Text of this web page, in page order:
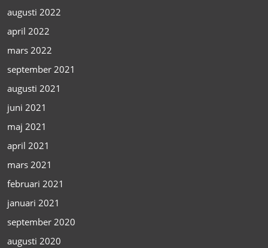
augusti 2022
april 2022
mars 2022
september 2021
augusti 2021
juni 2021
maj 2021
april 2021
mars 2021
februari 2021
januari 2021
september 2020
augusti 2020